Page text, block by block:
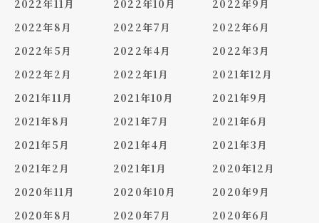
2022年11月 2022年10月
2022年9月
2022年8月
2022年7月
2022年6月
2022年5月
2022年4月
2022年3月
2022年2月
2022年1月
2021年12月
2021年11月
2021年10月
2021年9月
2021年8月
2021年7月
2021年6月
2021年5月
2021年4月
2021年3月
2021年2月
2021年1月
2020年12月
2020年11月
2020年10月
2020年9月
2020年8月
2020年7月
2020年6月